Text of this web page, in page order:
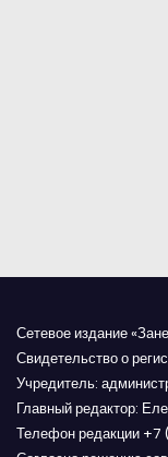
и
с
я
м
Сетевое издание
Свидетельство о
Учредитель:
Главный редактор:
Телефон редакции